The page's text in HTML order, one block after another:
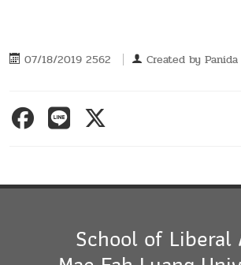
07/18/2019 2562 Created by
School of Liberal